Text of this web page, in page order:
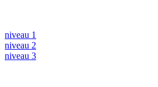
niveau 1
niveau 2
niveau 3